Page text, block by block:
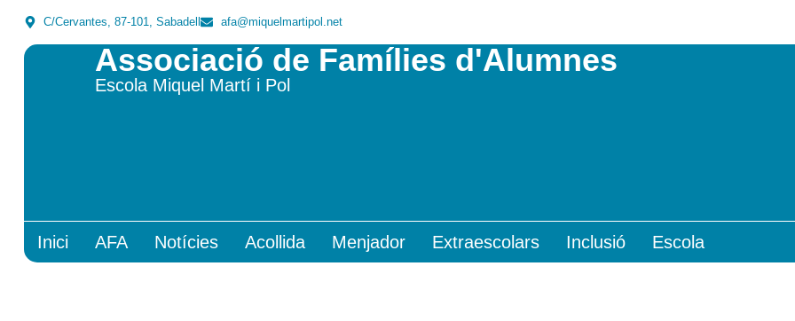
C/Cervantes, 87-101, Sabadell afa@miquelmartipol.net
Associació de Famílies d'Alumnes
Escola Miquel Martí i Pol
Inici AFA Notícies Acollida Menjador Extraescolars Inclusió Escola